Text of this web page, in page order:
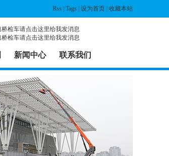
Rss Tags 设为首页 收藏本站
新闻中心 联系我们